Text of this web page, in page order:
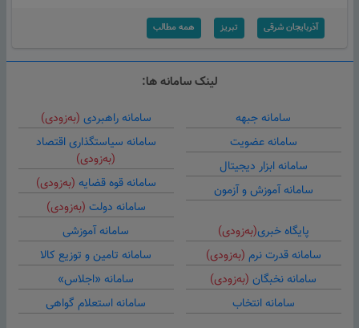
آذربایجان شرقی تبریز همه مطالب
لینک سامانه ها:
سامانه جبهه
سامانه عضویت
سامانه ابزار دیجیتال
سامانه آموزش و آزمون
سامانه راهبردی (به‌زودی)
سامانه سیاستگذاری اقتصاد
(به‌زودی)
سامانه قوه قضایه (به‌زودی)
سامانه دولت (به‌زودی)
پایگاه خبری(به‌زودی)
سامانه قدرت نرم (به‌زودی)
سامانه نخبگان (به‌زودی)
سامانه انتخاب
سامانه آموزشی
سامانه تامین و توزیع کالا
سامانه «اجلاس»
سامانه استعلام گواهی